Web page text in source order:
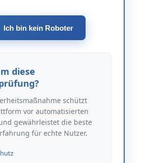
Ich bin kein Roboter
diese
schützt
vor automatisierten
gewährleistet die beste
für echte Nutzer.